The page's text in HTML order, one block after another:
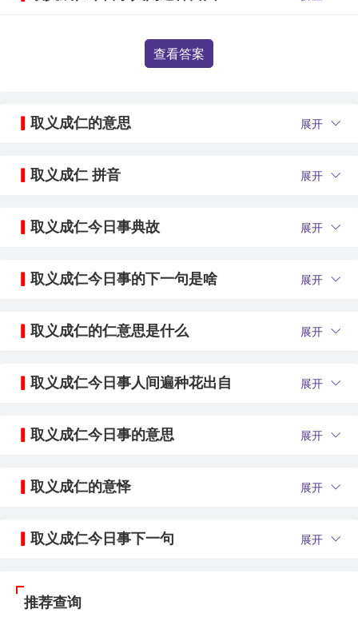
查看答案
取义成仁的意思 展开
取义成仁 拼音 展开
取义成仁今日事典故 展开
取义成仁今日事的下一句是啥 展开
取义成仁的仁意思是什么 展开
取义成仁今日事人间遍种花出自 展开
取义成仁今日事的意思 展开
取义成仁的意怿 展开
取义成仁今日事下一句 展开
推荐查询